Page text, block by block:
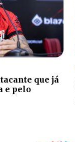
que já
e pelo